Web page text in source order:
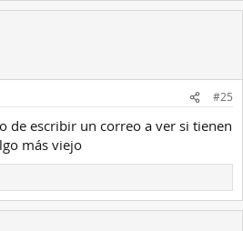
#25
de escribir un correo a ver si tienen
más viejo